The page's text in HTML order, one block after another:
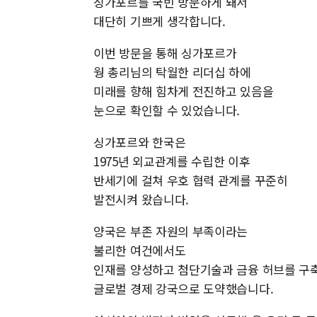
대단히 기쁘게 생각합니다.
이번 방문을 통해 싱가포르가
웡 총리님의 탁월한 리더십 하에
미래를 향해 힘차게 전진하고 있음을
눈으로 확인할 수 있었습니다.
싱가포르와 한국은
1975년 외교관계를 수립한 이후
반세기에 걸쳐 우호 협력 관계를 꾸준히
발전시켜 왔습니다.
양국은 부존 자원의 부족이라는
불리한 여건에서도
인재를 양성하고 첨단기술과 금융 허브를 구
글로벌 경제 강국으로 도약했습니다.